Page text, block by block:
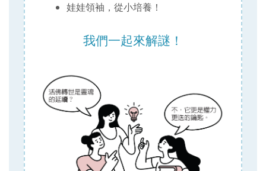
娃娃領袖，從小培養！
我們一起來解謎！